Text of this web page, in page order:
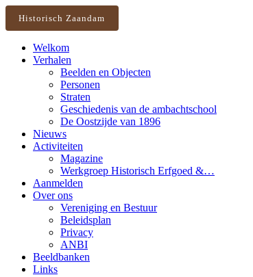
Historisch Zaandam
Welkom
Verhalen
Beelden en Objecten
Personen
Straten
Geschiedenis van de ambachtschool
De Oostzijde van 1896
Nieuws
Activiteiten
Magazine
Werkgroep Historisch Erfgoed &…
Aanmelden
Over ons
Vereniging en Bestuur
Beleidsplan
Privacy
ANBI
Beeldbanken
Links